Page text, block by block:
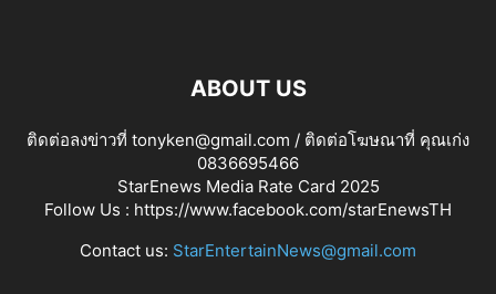
ABOUT US
ติดต่อลงข่าวที่ tonyken@gmail.com / ติดต่อโฆษณาที่ คุณเก่ง
0836695466
StarEnews Media Rate Card 2025
Follow Us : https://www.facebook.com/starEnewsTH
Contact us: StarEntertainNews@gmail.com